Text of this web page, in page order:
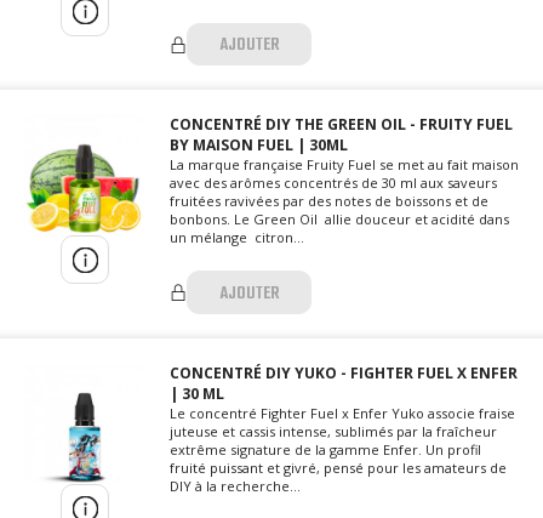
AJOUTER
CONCENTRÉ DIY THE GREEN OIL - FRUITY FUEL
BY MAISON FUEL | 30ML
La marque française Fruity Fuel se met au fait maison
avec des arômes concentrés de 30 ml aux saveurs
fruitées ravivées par des notes de boissons et de
bonbons. Le Green Oil allie douceur et acidité dans
un mélange citron...
AJOUTER
CONCENTRÉ DIY YUKO - FIGHTER FUEL X ENFER
| 30 ML
Le concentré Fighter Fuel x Enfer Yuko associe fraise
juteuse et cassis intense, sublimés par la fraîcheur
extrême signature de la gamme Enfer. Un profil
fruité puissant et givré, pensé pour les amateurs de
DIY à la recherche...